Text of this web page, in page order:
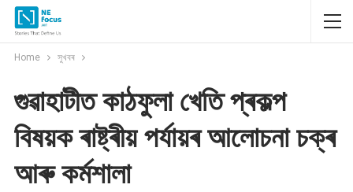
Home সুখবৰ
গুৱাহাটীত কাঠফুলা খেতি প্ৰকল্প
বিষয়ক ৰাষ্ট্ৰীয় পৰ্যায়ৰ আলোচনা চক্ৰ
আৰু কৰ্মশালা